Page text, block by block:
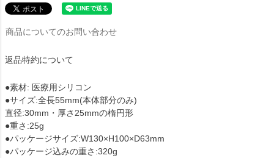
商品についてのお問い合わせ
返品特約について
●素材: 医療用シリコン
●サイズ:全長55mm(本体部分のみ)
直径:30mm・厚さ25mmの楕円形
●重さ:25g
●パッケージサイズ:W130×H100×D63mm
●パッケージ込みの重さ:320g